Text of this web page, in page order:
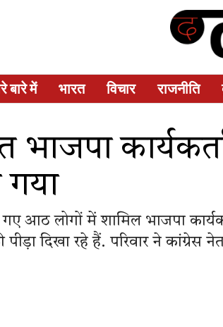
बारे में भारत विचार राजनीति
गया
आठ लोगों में शामिल भाजपा
दिखा रहे हैं. परिवार ने कांग्रेस